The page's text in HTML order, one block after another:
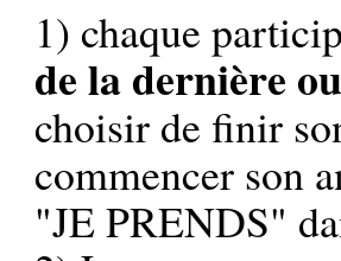
1) chaque
de la dernière
choisir de finir
commencer son
"JE PRENDS"